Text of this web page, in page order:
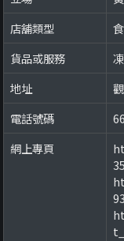
店舖類型
貨品或服務
地址
電話號碼
網上專頁